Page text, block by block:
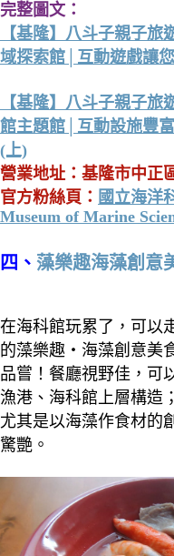
完整圖文：
【基隆】八斗子親子
域探索館│互動遊戲讓
【基隆】八斗子親子
館主題館│互動設施豐
(上)
營業地址：基隆市中正
官方粉絲頁： 國立海洋
Museum of Marine
四、 藻樂趣海藻創意
在海科館玩累了，可以
的藻樂趣‧海藻創意美
品嘗！餐廳視野佳，可
漁港、海科館上層構造
尤其是以海藻作食材的
驚艷。